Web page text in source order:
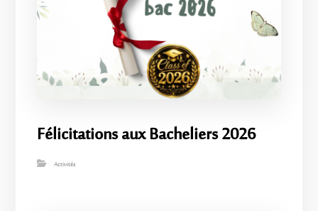
Félicitations aux Bacheliers 2026
Activités